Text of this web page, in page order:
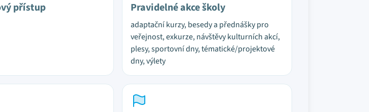
přístup Pravidelné akce školy
adaptační kurzy, besedy a přednášky pro
veřejnost, exkurze, návštěvy kulturních akcí,
plesy, sportovní dny, tématické/projektové
dny, výlety